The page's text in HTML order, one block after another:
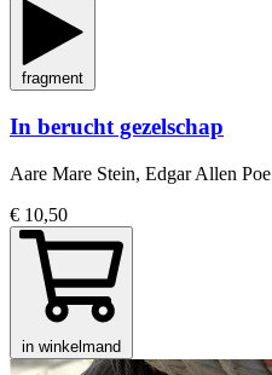
fragment
In berucht gezelschap
Aare Mare Stein, Edgar Allen Poe
€ 10,50
in winkelmand